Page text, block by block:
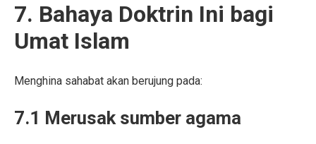
7. Bahaya Doktrin Ini bagi
Umat Islam
Menghina sahabat akan berujung pada:
7.1 Merusak sumber agama